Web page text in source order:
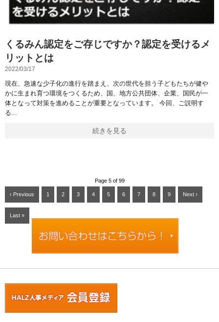
くるみん認定をご存じですか？認定を受けるメ
リットとは
2022/03/17
現在、急速な少子化の進行を踏まえ、次の世代を担う子どもたちが健や
かに生まれ育つ環境をつくるため、国、地方公共団体、企業、国民が一
体となって対策を進めることが重要となっています。 今回、ご説明す
る
続きを見る
Page 5 of 99
‹ Previous 1 2 3 4 5 6 7 8 9 Next ›
Last »